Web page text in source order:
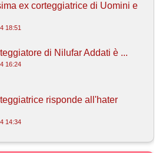
ex corteggiatrice di Uomini e
18:51
di Nilufar Addati è ...
16:24
risponde all'hater
14:34